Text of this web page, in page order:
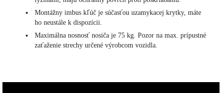
Montážny imbus kľúč je súčasťou uzamykacej krytky, máte
ho neustále k dispozícii.
Maximálna nosnosť nosiča je 75 kg. Pozor na max. prípustné
zaťaženie strechy určené výrobcom vozidla.